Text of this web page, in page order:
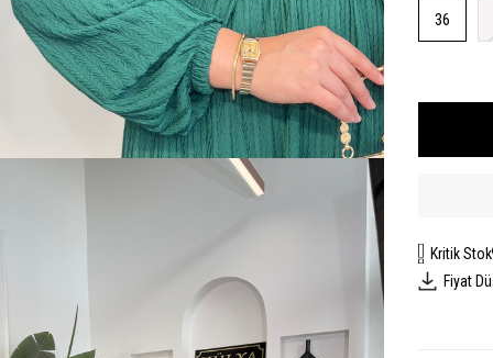
36
Kritik Stok
Fiyat